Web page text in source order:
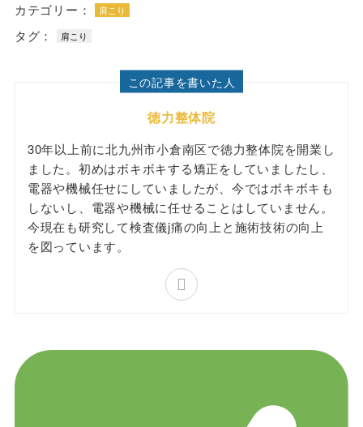
カテゴリー： 肩こり
タグ： 肩こり
この記事を書いた人
徳力整体院
30年以上前に北九州市小倉南区で徳力整体院を開業し
ました。初めはボキボキする矯正をしていましたし、
電器や機械任せにしていましたが、今ではボキボキも
しないし、電器や機械に任せることはしていません。
今現在も研究して検査儀j痛の向上と施術技術の向上
を図っています。